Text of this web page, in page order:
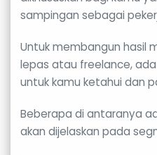
sampingan sebagai
Untuk membangun hasil
lepas atau freelance,
untuk kamu ketahui dan
Beberapa di antaranya
akan dijelaskan pada